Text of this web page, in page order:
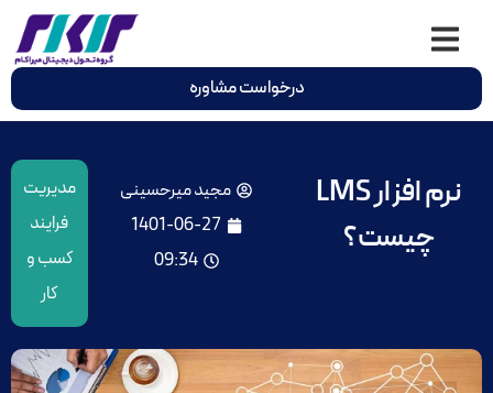
درخواست مشاوره
مدیریت
فرایند
کسب و
کار
نرم افزار LMS
چیست؟
مجید میرحسینی
1401-06-27
09:34